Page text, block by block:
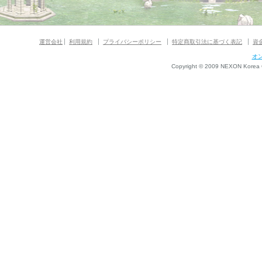
運営会社 利用規約 プライバシーポリシー 特定商取引法に基づく表記 資
オ
Copyright © 2009 NEXON Korea